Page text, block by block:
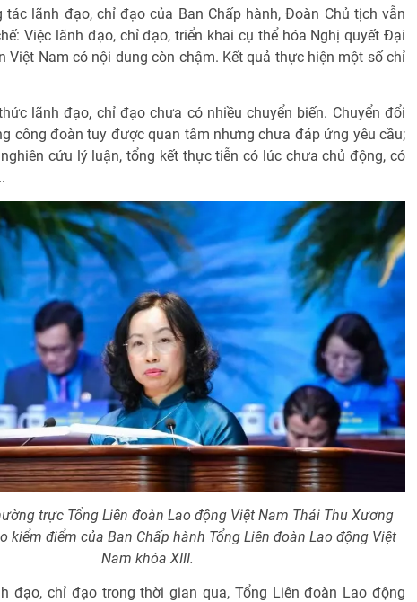
tác lãnh đạo, chỉ đạo của Ban Chấp hành, Đoàn Chủ tịch vẫn
Việc lãnh đạo, chỉ đạo, triển khai cụ thể hóa Nghị quyết Đại
Việt Nam có nội dung còn chậm. Kết quả thực hiện một số chỉ
lãnh đạo, chỉ đạo chưa có nhiều chuyển biến. Chuyển đổi
công đoàn tuy được quan tâm nhưng chưa đáp ứng yêu cầu;
cứu lý luận, tổng kết thực tiễn có lúc chưa chủ động, có
trực Tổng Liên đoàn Lao động Việt Nam Thái Thu Xương
kiểm điểm của Ban Chấp hành Tổng Liên đoàn Lao động Việt
Nam khóa XIII.
đạo, chỉ đạo trong thời gian qua, Tổng Liên đoàn Lao động